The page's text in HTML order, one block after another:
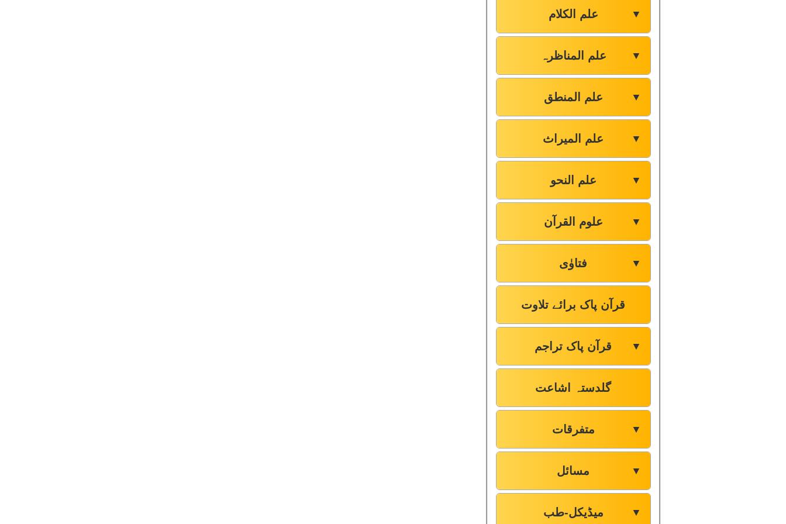
علم الکلام ▼
علم المناظرہ ▼
علم المنطق ▼
علم المیراث ▼
علم النحو ▼
علوم القرآن ▼
فتاوٰی ▼
قرآن پاک برائے تلاوت
قرآن پاک تراجم ▼
گلدستہ اشاعت
متفرقات ▼
مسائل ▼
میڈیکل-طب ▼